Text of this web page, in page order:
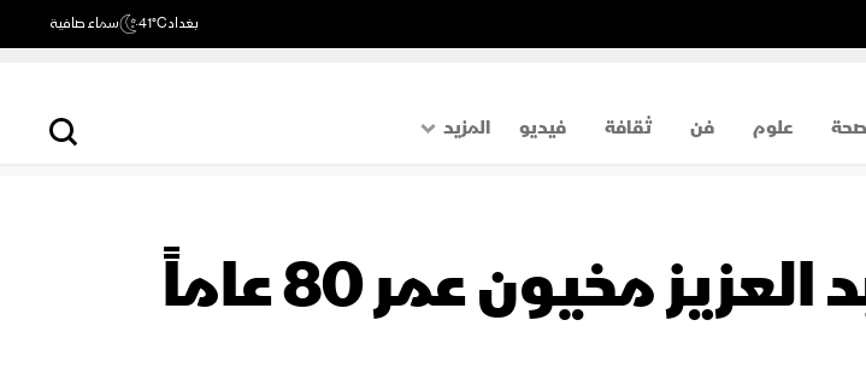
بغداد41°C سماء صافية
صحة علوم فن ثقافة فيديو
المزيد
اقتصاد
مخيون عمر 80 عاماً